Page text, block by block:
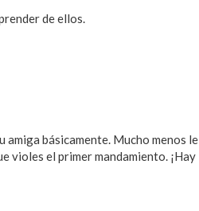
de ellos.
básicamente. Mucho menos le
violes el primer mandamiento. ¡Hay